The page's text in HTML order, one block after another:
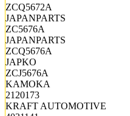
ZCQ5672A
JAPANPARTS
ZC5676A
JAPANPARTS
ZCQ5676A
JAPKO
ZCJ5676A
KAMOKA
2120173
KRAFT AUTOMOTIVE